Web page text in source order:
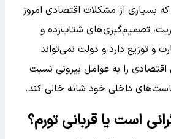
بسیاری از مشکلات اقتصادی امروز
تصمیم‌گیری‌های شتاب‌زده و
و توزیع دارد و دولت نمی‌تواند
را به عوامل بیرونی نسبت
داخلی خود شانه خالی کند.
است یا قربانی تورم؟